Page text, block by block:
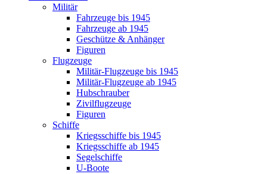
Militär
Fahrzeuge bis 1945
Fahrzeuge ab 1945
Geschütze & Anhänger
Figuren
Flugzeuge
Militär-Flugzeuge bis 1945
Militär-Flugzeuge ab 1945
Hubschrauber
Zivilflugzeuge
Figuren
Schiffe
Kriegsschiffe bis 1945
Kriegsschiffe ab 1945
Segelschiffe
U-Boote